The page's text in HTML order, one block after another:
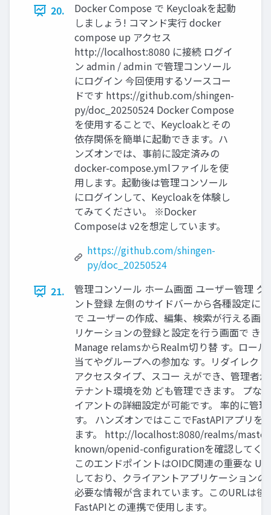
20.
Docker Compose で Keycloakを起動
しましょう! コマンド実行 docker
compose up アクセス
http://localhost:8080 に接続 ログイ
ン admin / admin で管理コンソール
にログイン 今回使用するソースコー
ドです https://github.com/shingen-
py/doc_20250524 Docker Compose
を使用することで、Keycloakとその
依存関係を簡単に起動できます。ハ
ンズオンでは、事前に設定済みの
docker-compose.ymlファイルを使
用します。起動後は管理コンソール
にログインして、Keycloakを体験し
てみてください。 ※Docker
Composeは v2を想定しています。
https://github.com/shingen-
py/doc_20250524
21.
管理コンソール ホーム画面 ユーザー管理 ク
ント登録 左側のサイドバーから各種設定に
で ユーザーの作成、編集、検索が行える画
リケーションの登録と設定を行う画面で き
Manage relamsからRealm切り替 す。ロール
当てやグループへの参加な す。リダイレク
アクセスタイプ、スコー えができ、管理者
テナント環境を効 ども管理できます。 プな
イアントの詳細設定が可能です。 率的に管
す。 ハンズオンではここでFastAPIアプリを
ます。 http://localhost:8080/realms/
known/openid-configurationを確認してく
このエンドポイントはOIDC関連の重要な
しており、クライアントアプリケーションの
必要な情報が含まれています。このURLは後
FastAPIとの連携で使用します。